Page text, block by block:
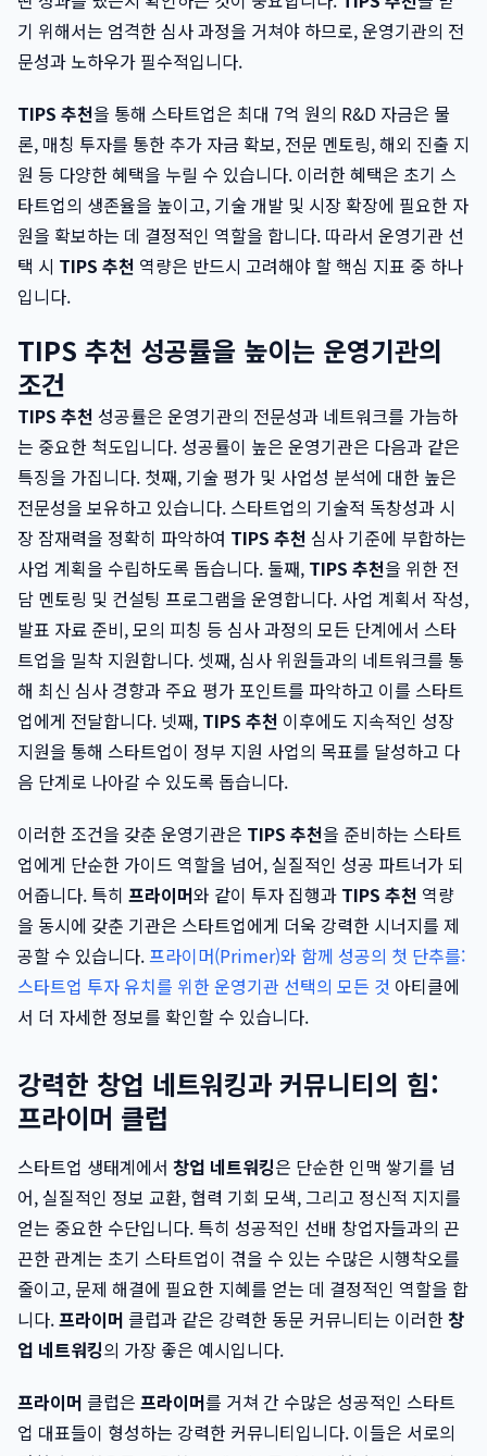
기 위해서는 엄격한 심사 과정을 거쳐야 하므로, 운영기관의 전
문성과 노하우가 필수적입니다.
TIPS 추천을 통해 스타트업은 최대 7억 원의 R&D 자금은 물
론, 매칭 투자를 통한 추가 자금 확보, 전문 멘토링, 해외 진출 지
원 등 다양한 혜택을 누릴 수 있습니다. 이러한 혜택은 초기 스
타트업의 생존율을 높이고, 기술 개발 및 시장 확장에 필요한 자
원을 확보하는 데 결정적인 역할을 합니다. 따라서 운영기관 선
택 시 TIPS 추천 역량은 반드시 고려해야 할 핵심 지표 중 하나
입니다.
TIPS 추천 성공률을 높이는 운영기관의
조건
TIPS 추천 성공률은 운영기관의 전문성과 네트워크를 가늠하
는 중요한 척도입니다. 성공률이 높은 운영기관은 다음과 같은
특징을 가집니다. 첫째, 기술 평가 및 사업성 분석에 대한 높은
전문성을 보유하고 있습니다. 스타트업의 기술적 독창성과 시
장 잠재력을 정확히 파악하여 TIPS 추천 심사 기준에 부합하는
사업 계획을 수립하도록 돕습니다. 둘째, TIPS 추천을 위한 전
담 멘토링 및 컨설팅 프로그램을 운영합니다. 사업 계획서 작성,
발표 자료 준비, 모의 피칭 등 심사 과정의 모든 단계에서 스타
트업을 밀착 지원합니다. 셋째, 심사 위원들과의 네트워크를 통
해 최신 심사 경향과 주요 평가 포인트를 파악하고 이를 스타트
업에게 전달합니다. 넷째, TIPS 추천 이후에도 지속적인 성장
지원을 통해 스타트업이 정부 지원 사업의 목표를 달성하고 다
음 단계로 나아갈 수 있도록 돕습니다.
이러한 조건을 갖춘 운영기관은 TIPS 추천을 준비하는 스타트
업에게 단순한 가이드 역할을 넘어, 실질적인 성공 파트너가 되
어줍니다. 특히 프라이머와 같이 투자 집행과 TIPS 추천 역량
을 동시에 갖춘 기관은 스타트업에게 더욱 강력한 시너지를 제
공할 수 있습니다.프라이머(Primer)와 함께 성공의 첫 단추를:
스타트업 투자 유치를 위한 운영기관 선택의 모든 것 아티클에
서 더 자세한 정보를 확인할 수 있습니다.
강력한 창업 네트워킹과 커뮤니티의 힘:
프라이머 클럽
스타트업 생태계에서 창업 네트워킹은 단순한 인맥 쌓기를 넘
어, 실질적인 정보 교환, 협력 기회 모색, 그리고 정신적 지지를
얻는 중요한 수단입니다. 특히 성공적인 선배 창업자들과의 끈
끈한 관계는 초기 스타트업이 겪을 수 있는 수많은 시행착오를
줄이고, 문제 해결에 필요한 지혜를 얻는 데 결정적인 역할을 합
니다.프라이머 클럽과 같은 강력한 동문 커뮤니티는 이러한창
업 네트워킹의 가장 좋은 예시입니다.
프라이머 클럽은 프라이머를 거쳐 간 수많은 성공적인 스타트
업 대표들이 형성하는 강력한 커뮤니티입니다. 이들은 서로의